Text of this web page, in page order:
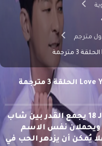
بعد فراق دام لـ 18 يجمع القدر بين شاب
ويحملان نفس الاسم
يُمكن أن يزدهر الحب في